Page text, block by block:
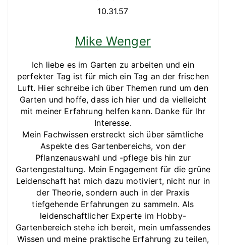
Mike Wenger
Ich liebe es im Garten zu arbeiten und ein
perfekter Tag ist für mich ein Tag an der frischen
Luft. Hier schreibe ich über Themen rund um den
Garten und hoffe, dass ich hier und da vielleicht
mit meiner Erfahrung helfen kann. Danke für Ihr
Interesse.
Mein Fachwissen erstreckt sich über sämtliche
Aspekte des Gartenbereichs, von der
Pflanzenauswahl und -pflege bis hin zur
Gartengestaltung. Mein Engagement für die grüne
Leidenschaft hat mich dazu motiviert, nicht nur in
der Theorie, sondern auch in der Praxis
tiefgehende Erfahrungen zu sammeln. Als
leidenschaftlicher Experte im Hobby-
Gartenbereich stehe ich bereit, mein umfassendes
Wissen und meine praktische Erfahrung zu teilen,